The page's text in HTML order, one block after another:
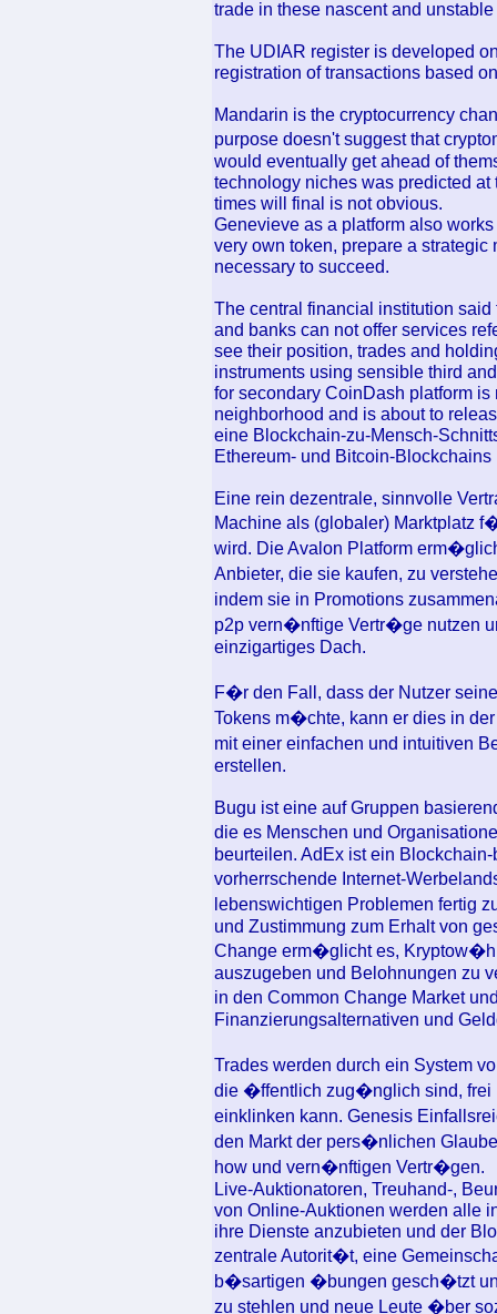
trade in these nascent and
The UDIAR register is developed
registration of transactions based
Mandarin is the cryptocurrency
purpose doesn't suggest that
would eventually get ahead of
technology niches was predicted
times will final is not obvious.
Genevieve as a platform also
very own token, prepare a strategic
necessary to succeed.
The central financial institution
and banks can not offer services
see their position, trades and
instruments using sensible third
for secondary CoinDash platform
neighborhood and is about to
eine Blockchain-zu-Mensch-
Ethereum- und Bitcoin-
Eine rein dezentrale, sinnvolle
Machine als (globaler) Marktplatz
wird. Die Avalon Platform
Anbieter, die sie kaufen, zu
indem sie in Promotions
p2p vern�nftige Vertr�ge nutzen
einzigartiges Dach.
F�r den Fall, dass der Nutzer
Tokens m�chte, kann er dies in
mit einer einfachen und intuitiven
erstellen.
Bugu ist eine auf Gruppen
die es Menschen und
beurteilen. AdEx ist ein
vorherrschende Internet-
lebenswichtigen Problemen fertig
und Zustimmung zum Erhalt von
Change erm�glicht es,
auszugeben und Belohnungen zu
in den Common Change Market
Finanzierungsalternativen und
Trades werden durch ein System
die �ffentlich zug�nglich sind, frei
einklinken kann. Genesis
den Markt der pers�nlichen
how und vern�nftigen Vertr�gen.
Live-Auktionatoren, Treuhand-,
von Online-Auktionen werden alle
ihre Dienste anzubieten und der
zentrale Autorit�t, eine
b�sartigen �bungen gesch�tzt
zu stehlen und neue Leute �ber